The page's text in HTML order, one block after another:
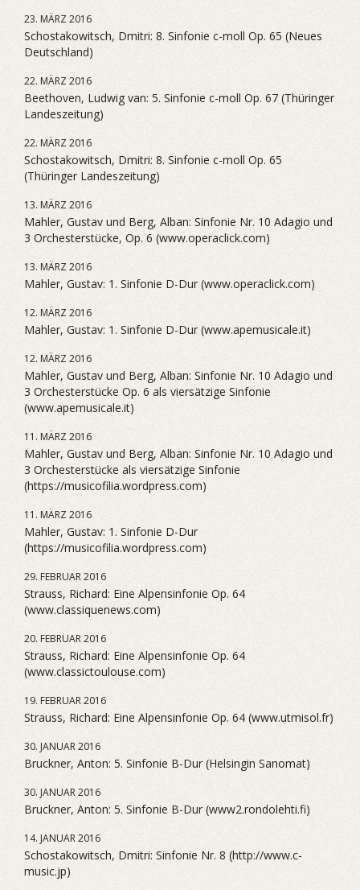
23. MÄRZ 2016
Schostakowitsch, Dmitri: 8. Sinfonie c-moll Op. 65 (Neues
Deutschland)
22. MÄRZ 2016
Beethoven, Ludwig van: 5. Sinfonie c-moll Op. 67 (Thüringer
Landeszeitung)
22. MÄRZ 2016
Schostakowitsch, Dmitri: 8. Sinfonie c-moll Op. 65
(Thüringer Landeszeitung)
13. MÄRZ 2016
Mahler, Gustav und Berg, Alban: Sinfonie Nr. 10 Adagio und
3 Orchesterstücke, Op. 6 (www.operaclick.com)
13. MÄRZ 2016
Mahler, Gustav: 1. Sinfonie D-Dur (www.operaclick.com)
12. MÄRZ 2016
Mahler, Gustav: 1. Sinfonie D-Dur (www.apemusicale.it)
12. MÄRZ 2016
Mahler, Gustav und Berg, Alban: Sinfonie Nr. 10 Adagio und
3 Orchesterstücke Op. 6 als viersätzige Sinfonie
(www.apemusicale.it)
11. MÄRZ 2016
Mahler, Gustav und Berg, Alban: Sinfonie Nr. 10 Adagio und
3 Orchesterstücke als viersätzige Sinfonie
(https://musicofilia.wordpress.com)
11. MÄRZ 2016
Mahler, Gustav: 1. Sinfonie D-Dur
(https://musicofilia.wordpress.com)
29. FEBRUAR 2016
Strauss, Richard: Eine Alpensinfonie Op. 64
(www.classiquenews.com)
20. FEBRUAR 2016
Strauss, Richard: Eine Alpensinfonie Op. 64
(www.classictoulouse.com)
19. FEBRUAR 2016
Strauss, Richard: Eine Alpensinfonie Op. 64 (www.utmisol.fr)
30. JANUAR 2016
Bruckner, Anton: 5. Sinfonie B-Dur (Helsingin Sanomat)
30. JANUAR 2016
Bruckner, Anton: 5. Sinfonie B-Dur (www2.rondolehti.fi)
14. JANUAR 2016
Schostakowitsch, Dmitri: Sinfonie Nr. 8 (http://www.c-
music.jp)